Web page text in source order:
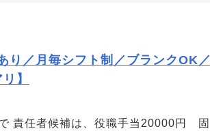
り／月毎シフト制／ブランクOK／
】
責任者候補は、役職手当20000円 固